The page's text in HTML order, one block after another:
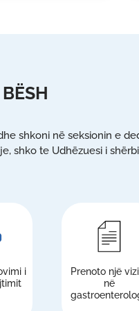
shkoni në seksionin e
shko te Udhëzuesi i
i
Prenoto një
në